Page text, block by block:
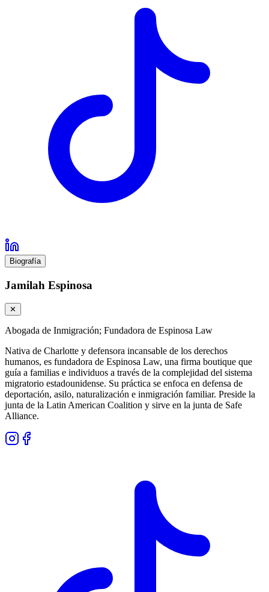
Biografía
Jamilah Espinosa
✕
Abogada de Inmigración; Fundadora de Espinosa Law
Nativa de Charlotte y defensora incansable de los derechos
humanos, es fundadora de Espinosa Law, una firma boutique que
guía a familias e individuos a través de la complejidad del sistema
migratorio estadounidense. Su práctica se enfoca en defensa de
deportación, asilo, naturalización e inmigración familiar. Preside la
junta de la Latin American Coalition y sirve en la junta de Safe
Alliance.